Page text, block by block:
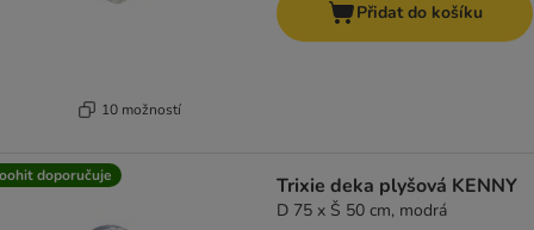
10 možností
Přidat do košíku
doporučuje Trixie deka plyšová KENNY
D 75 x Š 50 cm, modrá